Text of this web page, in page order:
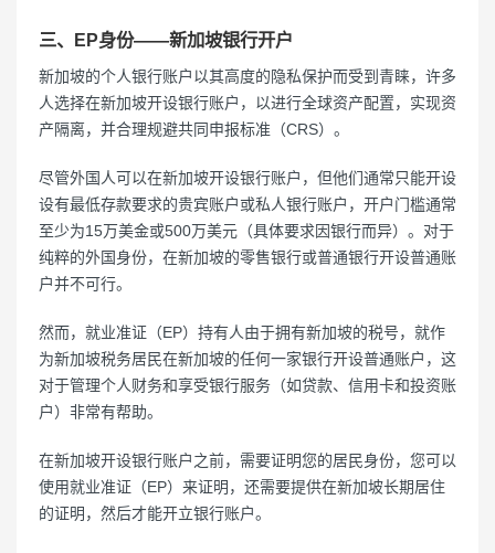
三、EP身份——新加坡银行开户
新加坡的个人银行账户以其高度的隐私保护而受到青睐，许多
人选择在新加坡开设银行账户，以进行全球资产配置，实现资
产隔离，并合理规避共同申报标准（CRS）。
尽管外国人可以在新加坡开设银行账户，但他们通常只能开设
设有最低存款要求的贵宾账户或私人银行账户，开户门槛通常
至少为15万美金或500万美元（具体要求因银行而异）。对于
纯粹的外国身份，在新加坡的零售银行或普通银行开设普通账
户并不可行。
然而，就业准证（EP）持有人由于拥有新加坡的税号，就作
为新加坡税务居民在新加坡的任何一家银行开设普通账户，这
对于管理个人财务和享受银行服务（如贷款、信用卡和投资账
户）非常有帮助。
在新加坡开设银行账户之前，需要证明您的居民身份，您可以
使用就业准证（EP）来证明，还需要提供在新加坡长期居住
的证明，然后才能开立银行账户。